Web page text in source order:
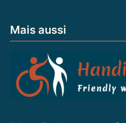
Mais aussi